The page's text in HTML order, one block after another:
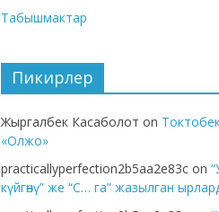
Табышмактар
Пикирлер
Жыргалбек Касаболот on
«Олжо»
practicallyperfection2b5aa2e83c on
күйгөнү” же “С… га” жазылган